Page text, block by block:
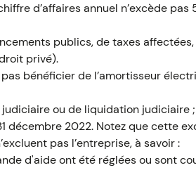
d’affaires annuel n’excède
publics, de taxes
privé).
bénéficier de l’amortisseur
ou de liquidation judiciaire ;
décembre 2022. Notez que cette
pas l’entreprise, à savoir :
d'aide ont été réglées ou sont